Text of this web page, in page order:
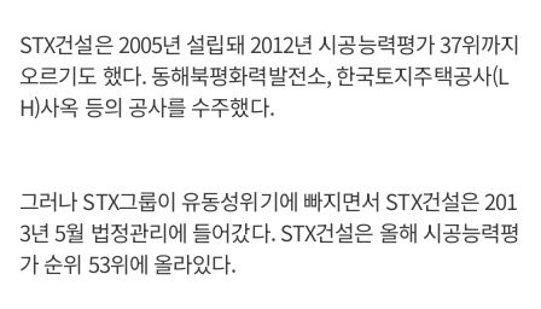
STX건설은 2005년 설립돼 2012년 시공능력평가 37위까지
오르기도 했다. 동해북평화력발전소, 한국토지주택공사(L
H)사옥 등의 공사를 수주했다.
그러나 STX그룹이 유동성위기에 빠지면서 STX건설은 201
3년 5월 법정관리에 들어갔다. STX건설은 올해 시공능력평
가 순위 53위에 올라있다.